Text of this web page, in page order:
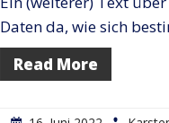
Daten da, wie sich
Read More